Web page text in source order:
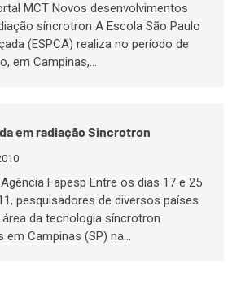
MCT Novos desenvolvimentos
síncrotron A Escola São Paulo
(ESPCA) realiza no período de
em Campinas,…
em radiação Sincrotron
Fapesp Entre os dias 17 e 25
pesquisadores de diversos países
da tecnologia síncrotron
em Campinas (SP) na…